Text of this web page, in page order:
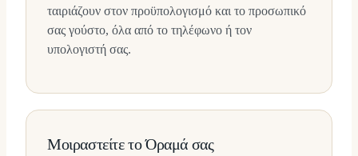
ταιριάζουν στον προϋπολογισμό και το προσωπικό
σας γούστο, όλα από το τηλέφωνο ή τον
υπολογιστή σας.
Μοιραστείτε το Όραμά σας